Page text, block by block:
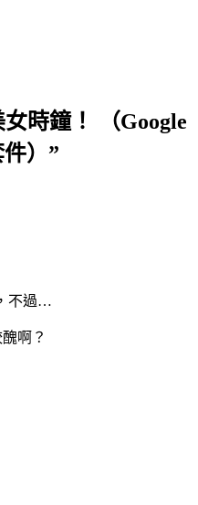
女時鐘！ （Google
）”
不過…
啊？